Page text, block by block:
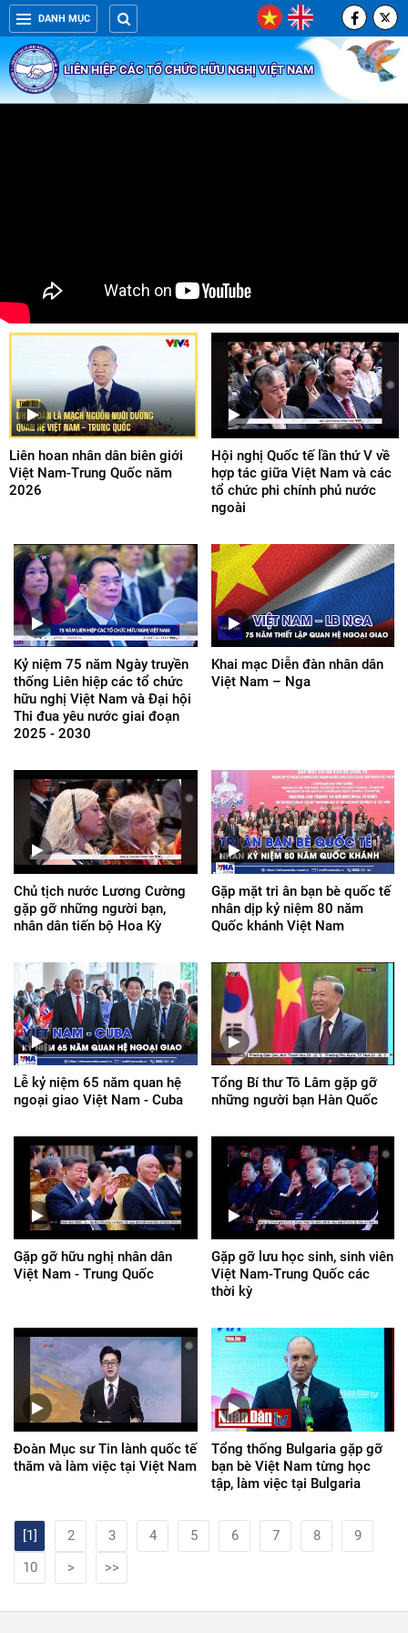
DANH MỤC
LIÊN HIỆP CÁC TỔ CHỨC HỮU NGHỊ VIỆT NAM
Liên hoan nhân dân biên giới
Việt Nam-Trung Quốc năm
2026
Hội nghị Quốc tế lần thứ V về
hợp tác giữa Việt Nam và các
tổ chức phi chính phủ nước
ngoài
Kỷ niệm 75 năm Ngày truyền
thống Liên hiệp các tổ chức
hữu nghị Việt Nam và Đại hội
Thi đua yêu nước giai đoạn
2025 - 2030
Khai mạc Diễn đàn nhân dân
Việt Nam – Nga
Chủ tịch nước Lương Cường
gặp gỡ những người bạn,
nhân dân tiến bộ Hoa Kỳ
Gặp mặt tri ân bạn bè quốc tế
nhân dịp kỷ niệm 80 năm
Quốc khánh Việt Nam
Lễ kỷ niệm 65 năm quan hệ
ngoại giao Việt Nam - Cuba
Tổng Bí thư Tô Lâm gặp gỡ
những người bạn Hàn Quốc
Gặp gỡ hữu nghị nhân dân
Việt Nam - Trung Quốc
Gặp gỡ lưu học sinh, sinh viên
Việt Nam-Trung Quốc các
thời kỳ
Đoàn Mục sư Tin lành quốc tế
thăm và làm việc tại Việt Nam
Tổng thống Bulgaria gặp gỡ
bạn bè Việt Nam từng học
tập, làm việc tại Bulgaria
[1] 2 3 4 5 6 7 8
9
10
> >>